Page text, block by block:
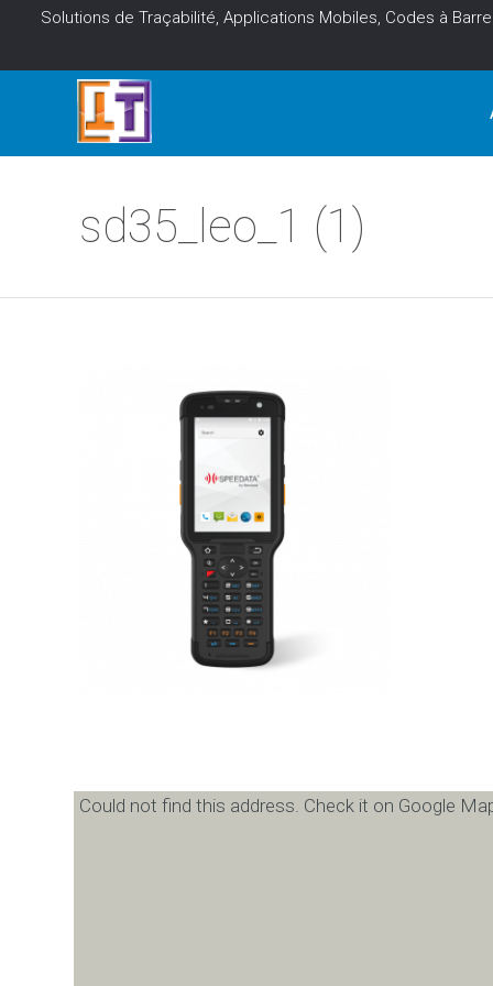
Solutions de Traçabilité, Applications Mobiles, Codes à
sd35_leo_1 (1)
Could not find this address. Check it on Google